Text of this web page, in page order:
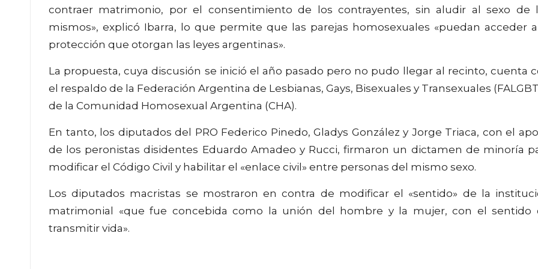
contraer matrimonio, por el consentimiento de los contrayentes, sin aludir al sexo de
mismos», explicó Ibarra, lo que permite que las parejas homosexuales «puedan acceder
protección que otorgan las leyes argentinas».
La propuesta, cuya discusión se inició el año pasado pero no pudo llegar al recinto, cuenta
el respaldo de la Federación Argentina de Lesbianas, Gays, Bisexuales y Transexuales
de la Comunidad Homosexual Argentina (CHA).
En tanto, los diputados del PRO Federico Pinedo, Gladys González y Jorge Triaca, con el
de los peronistas disidentes Eduardo Amadeo y Rucci, firmaron un dictamen de minoría
modificar el Código Civil y habilitar el «enlace civil» entre personas del mismo sexo.
Los diputados macristas se mostraron en contra de modificar el «sentido» de la
matrimonial «que fue concebida como la unión del hombre y la mujer, con el sentido
transmitir vida».